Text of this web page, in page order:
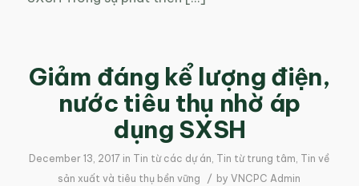
Giảm đáng kể lượng điện,
nước tiêu thụ nhờ áp
dụng SXSH
December 13, 2017 in Tin từ các dự án Tin từ trung tâm Tin về
sản xuất và tiêu thụ bền vững
/ byVNCPC Admin